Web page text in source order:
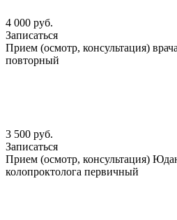
4 000 руб.
Записаться
Прием (осмотр, консультация)
повторный
3 500 руб.
Записаться
Прием (осмотр, консультация)
колопроктолога первичный